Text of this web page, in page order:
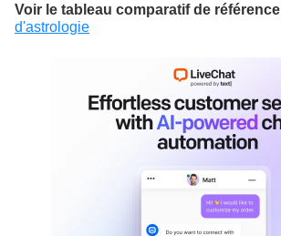
Voir le tableau comparatif de référence
d'astrologie